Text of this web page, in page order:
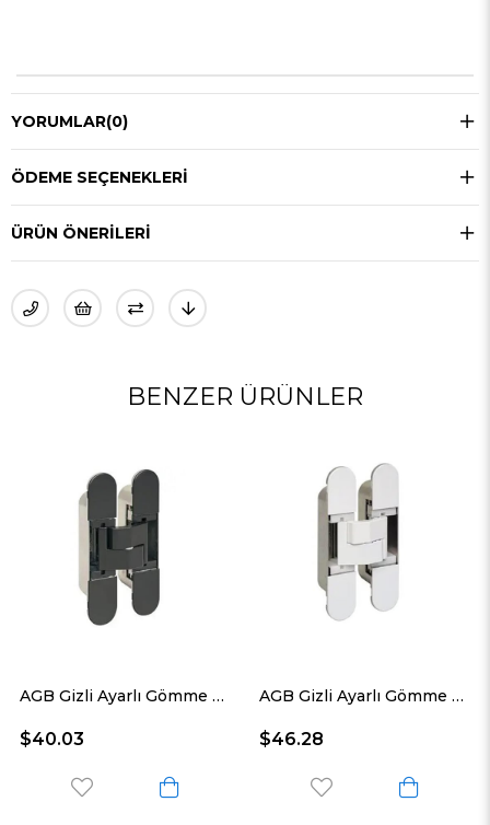
YORUMLAR(0)
ÖDEME SEÇENEKLERI
ÜRÜN ÖNERILERI
BENZER ÜRÜNLER
AGB Gizli Ayarlı Gömme Kapı Menteşesi ECLIPSE 3.2 Mat Siyah AGB Gizli Ayarlı Gömme Kapı Menteşesi ECLIPSE 3.2 Beyaz